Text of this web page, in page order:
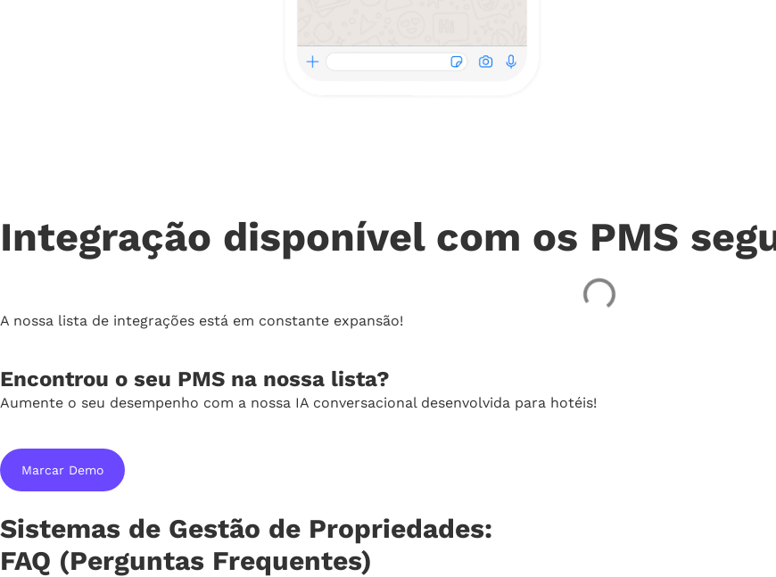
Integração disponível com os PMS
A nossa lista de integrações está em constante expansão!
Encontrou o seu PMS na nossa lista?
Aumente o seu desempenho com a nossa IA conversacional desenvolvida para hotéis!
Marcar Demo
Sistemas de Gestão de Propriedades:
FAQ (Perguntas Frequentes)